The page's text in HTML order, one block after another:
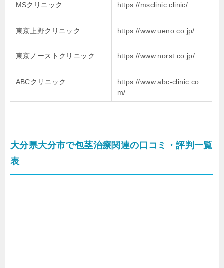
MSクリニック https://msclinic.clinic/
東京上野クリニック https://www.ueno.co.jp/
東京ノーストクリニック https://www.norst.co.jp/
ABCクリニック
https://www.abc-clinic.co
m/
大分県大分市で包茎治療関連の口コミ・評判一覧
表